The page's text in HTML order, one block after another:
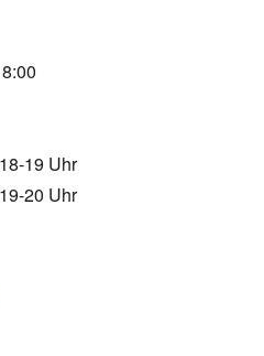
19 Uhr
20 Uhr